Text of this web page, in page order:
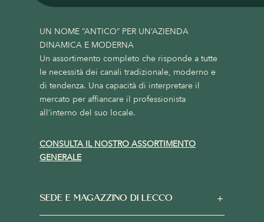
UN NOME “ANTICO” PER UN’AZIENDA
DINAMICA E MODERNA
Un assortimento completo che risponde a tutte
le necessità dei canali tradizionale, moderno e
di tendenza. Una capacità di interpretare il
mercato per affiancare il professionista
all’interno del suo locale.
CONSULTA IL NOSTRO ASSORTIMENTO
GENERALE
SEDE E MAGAZZINO DI LECCO